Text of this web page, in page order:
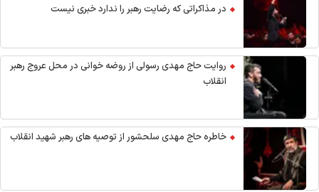
در مذاکراتی که رضایت رهبر را ندارد خبری نیست
روایت حاج مهدی رسولی از روضه خوانی در محل عروج رهبر
انقلاب
خاطره حاج مهدی سلحشور از توصیه های رهبر شهید انقلاب